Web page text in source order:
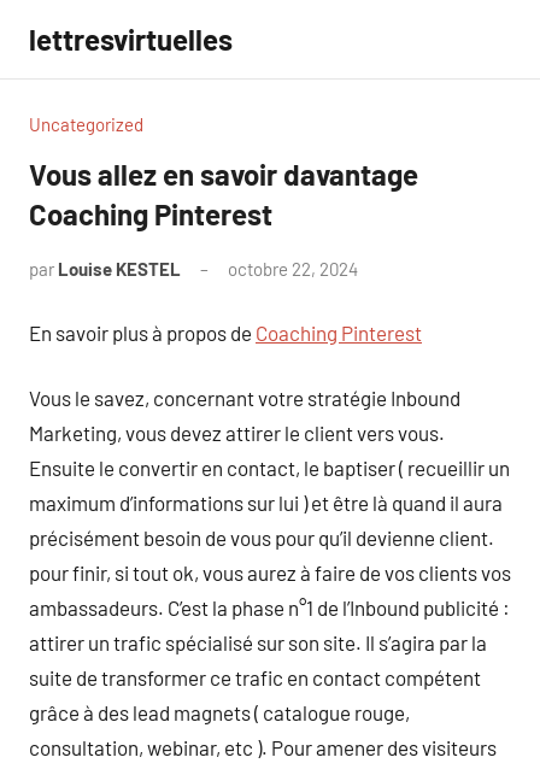
contenu
lettresvirtuelles
Uncategorized
Vous allez en savoir davantage
Coaching Pinterest
par Louise KESTEL octobre 22, 2024
En savoir plus à propos de Coaching Pinterest
Vous le savez, concernant votre stratégie Inbound
Marketing, vous devez attirer le client vers vous.
Ensuite le convertir en contact, le baptiser ( recueillir un
maximum d’informations sur lui ) et être là quand il aura
précisément besoin de vous pour qu’il devienne client.
pour finir, si tout ok, vous aurez à faire de vos clients vos
ambassadeurs. C’est la phase n°1 de l’Inbound publicité :
attirer un trafic spécialisé sur son site. Il s’agira par la
suite de transformer ce trafic en contact compétent
grâce à des lead magnets ( catalogue rouge,
consultation, webinar, etc ). Pour amener des visiteurs